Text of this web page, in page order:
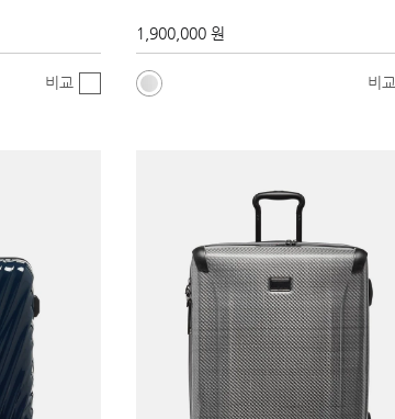
비교
1,900,000 원
비교